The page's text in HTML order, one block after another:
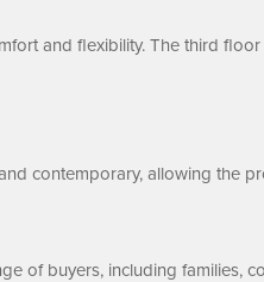
and flexibility. The third
contemporary, allowing the
of buyers, including families,